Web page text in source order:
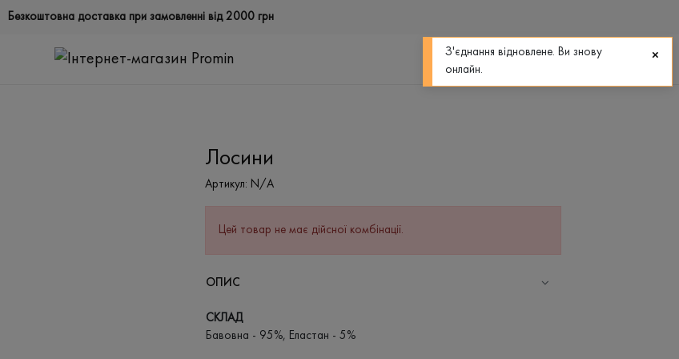
Безкоштовна доставка при замовленні від 2000 грн
0
Лосини
Артикул: N/A
Цей товар не має дійсної комбінації.
ОПИС
СКЛАД
Бавовна - 95%, Еластан - 5%
З'єднання відновлене. Ви знову
онлайн.